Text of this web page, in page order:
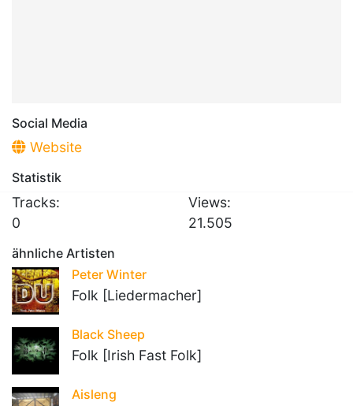
Social Media
Website
Statistik
Tracks:
0
Views:
21.505
ähnliche Artisten
Peter Winter
Folk [Liedermacher]
Black Sheep
Folk [Irish Fast Folk]
Aisleng